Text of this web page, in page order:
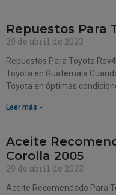
Repuestos Para
29 de abril de 2023
Repuestos Para Toyota
Toyota en Guatemala
Toyota en óptimas
Leer más »
Aceite
Corolla 2005
29 de abril de 2023
Aceite Recomendado Para